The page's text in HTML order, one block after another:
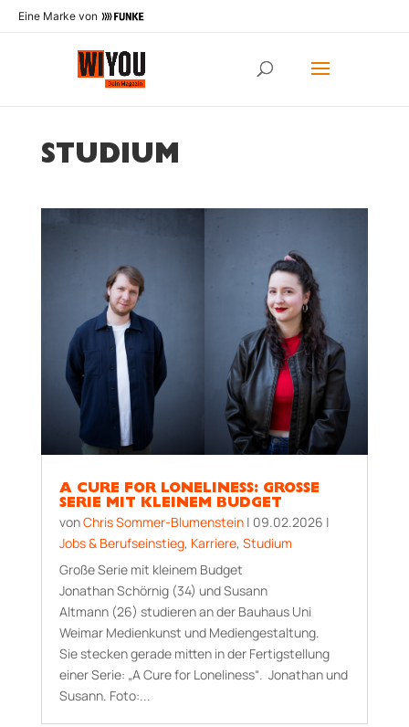
Eine Marke von
STUDIUM
A CURE FOR LONELINESS: GROSSE S
ERIE MIT KLEINEM BUDGET
vonChris Sommer-Blumenstein| 09.02.2026 |
Jobs & Berufseinstieg, Karriere, Studium
Große Serie mit kleinem Budget
Jonathan Schörnig (34) und Susann
Altmann (26) studieren an der Bauhaus Uni
Weimar Medienkunst und Mediengestaltung.
Sie stecken gerade mitten in der Fertigstellung
einer Serie: „A Cure for Loneliness“. Jonathan und
Susann. Foto:...